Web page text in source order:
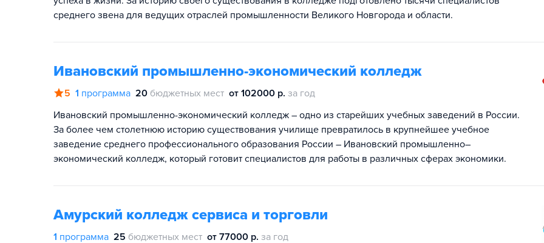
среднего звена для ведущих отраслей промышленности Великого Новгорода и области.
Ивановский промышленно-экономический колледж
5 1 программа 20 бюджетных мест от 102000 р. за год
Ивановский промышленно-экономический колледж – одно из старейших учебных заведений в России.
За более чем столетнюю историю существования училище превратилось в крупнейшее учебное
заведение среднего профессионального образования России – Ивановский промышленно–
экономический колледж, который готовит специалистов для работы в различных сферах экономики.
Амурский колледж сервиса и торговли
1 программа 25 бюджетных мест от 77000 р. за год